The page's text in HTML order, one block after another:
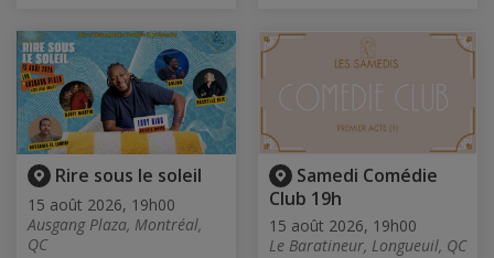
Rire sous le soleil
15 août 2026, 19h00
Ausgang Plaza, Montréal,
QC
Samedi Comédie
Club 19h
15 août 2026, 19h00
Le Baratineur, Longueuil, QC